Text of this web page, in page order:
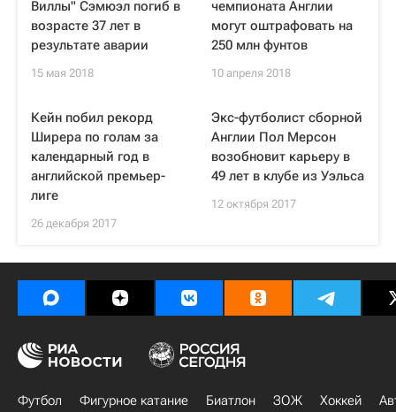
Виллы" Сэмюэл погиб в
возрасте 37 лет в
результате аварии
15 мая 2018
чемпионата Англии
могут оштрафовать на
250 млн фунтов
10 апреля 2018
Кейн побил рекорд
Ширера по голам за
календарный год в
английской премьер-
лиге
26 декабря 2017
Экс-футболист сборной
Англии Пол Мерсон
возобновит карьеру в
49 лет в клубе из Уэльса
12 октября 2017
Футбол Фигурное катание Биатлон ЗОЖ Хоккей